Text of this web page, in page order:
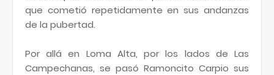
que cometió repetidamente en sus andanzas
de la pubertad.
Por allá en Loma Alta, por los lados de Las
Campechanas, se pasó Ramoncito Carpio sus